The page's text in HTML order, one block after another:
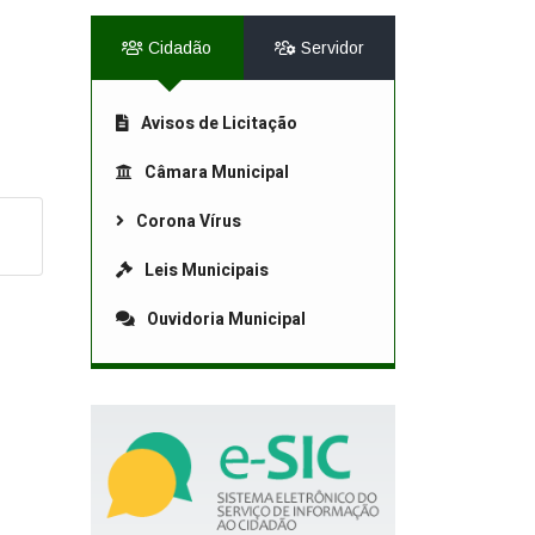
Cidadão Servidor
Avisos de Licitação
Câmara Municipal
Corona Vírus
Leis Municipais
Ouvidoria Municipal